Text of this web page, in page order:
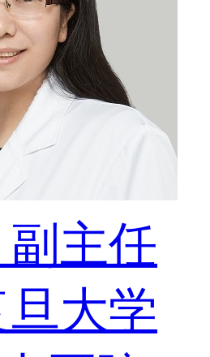
副主任
旦大学